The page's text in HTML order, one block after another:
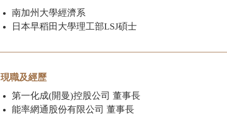
南加州大學經濟系
日本早稻田大學理工部LSJ碩士
現職及經歷
第一化成(開曼)控股公司 董事長
能率網通股份有限公司 董事長